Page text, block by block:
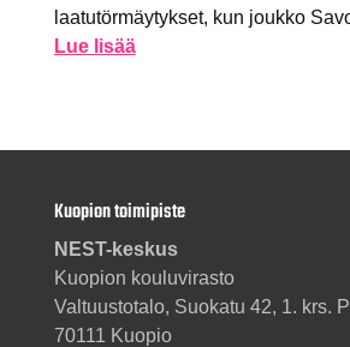
laatutörmäytykset, kun joukko
Lue lisää
Kuopion toimipiste
NEST-keskus
Kuopion kouluvirasto
Valtuustotalo, Suokatu 42, 1. krs.
70111 Kuopio